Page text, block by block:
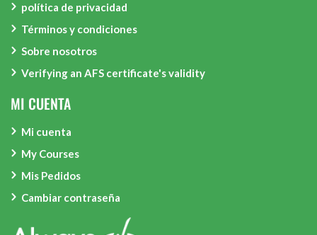
política de privacidad
Términos y condiciones
Sobre nosotros
Verifying an AFS certificate's validity
MI CUENTA
Mi cuenta
My Courses
Mis Pedidos
Cambiar contraseña